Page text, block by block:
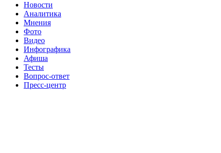
Новости
Аналитика
Мнения
Фото
Видео
Инфографика
Афиша
Тесты
Вопрос-ответ
Пресс-центр